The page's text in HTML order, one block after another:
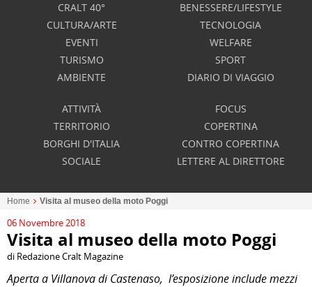
CRALT 40°
CULTURA/ARTE
EVENTI
TURISMO
AMBIENTE
BENESSERE/LIFESTYLE
TECNOLOGIA
WELFARE
SPORT
DIARIO DI VIAGGIO
ATTIVITÀ
TERRITORIO
BORGHI D'ITALIA
SOCIALE
FOCUS
COPERTINA
CONTRO COPERTINA
LETTERE AL DIRETTORE
Home Visita al museo della moto Poggi
06 Novembre 2018
Visita al museo della moto Poggi
di Redazione Cralt Magazine
Aperta a Villanova di Castenaso, l’esposizione include mezzi